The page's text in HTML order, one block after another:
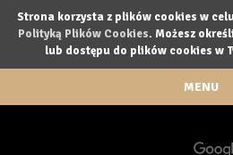
Strona korzysta z plików cookies w
Polityką Plików Cookies. Możesz
lub dostępu do plików cookies w
MENU